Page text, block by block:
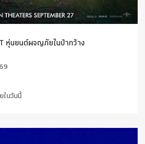
หุ่นยนต์ผจญภัยในป่ากว้าง
ในวันนี้